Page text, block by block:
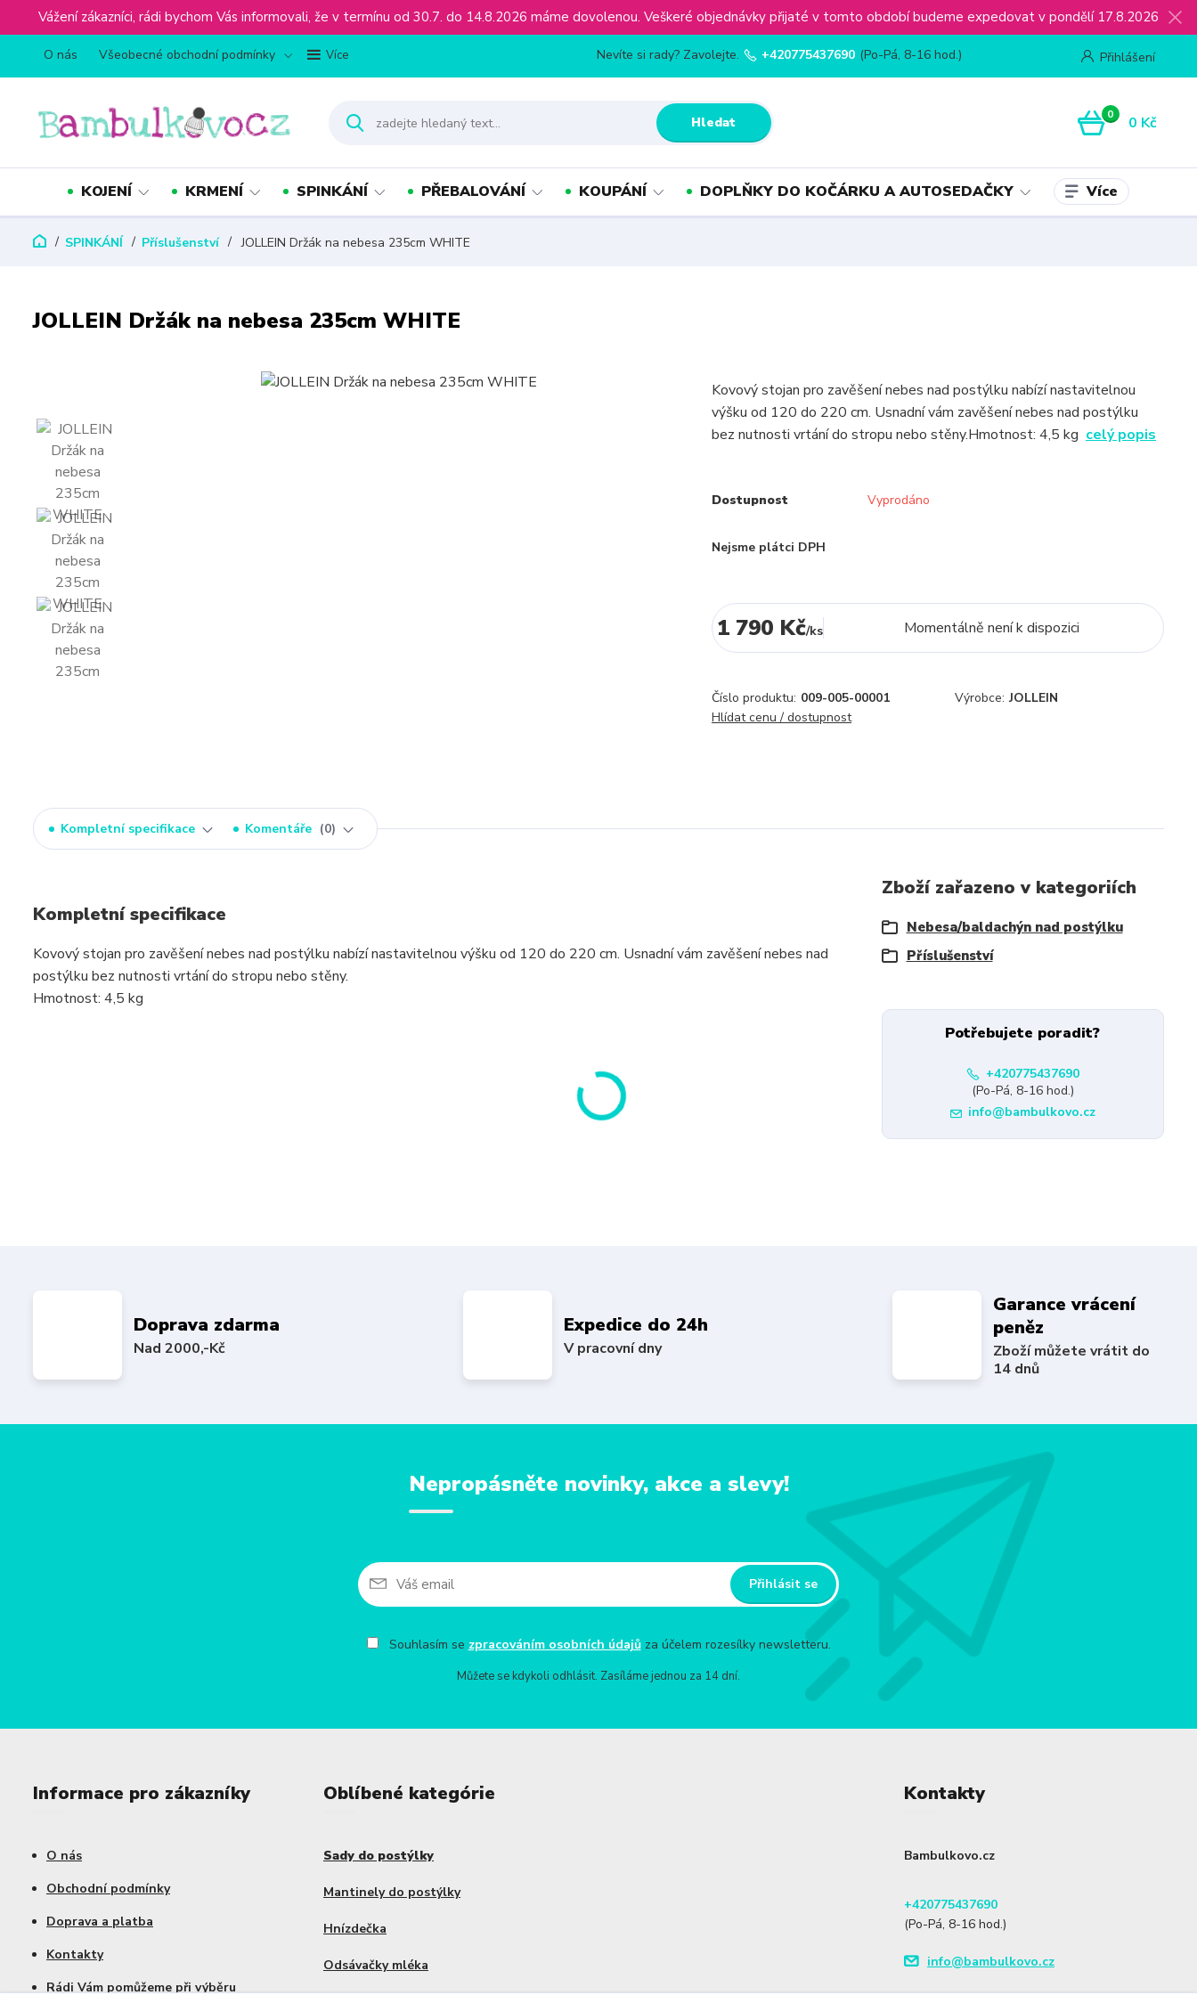
Vážení zákazníci, rádi bychom Vás informovali, že v termínu od 30.7. do 14.8.2026 máme dovolenou. Veškeré objednávky přijaté v tomto období budeme expedovat v pondělí 17.8.2026
O nás Všeobecné obchodní podmínky Více Přihlášení
Hledat
Nevíte si rady? Zavolejte. +420775437690 (Po-Pá, 8-16 hod.)
0 0 Kč
KOJENÍ KRMENÍ SPINKÁNÍ PŘEBALOVÁNÍ KOUPÁNÍ DOPLŇKY DO KOČÁRKU A AUTOSEDAČKY Více
SPINKÁNÍ Příslušenství JOLLEIN Držák na nebesa 235cm WHITE
JOLLEIN Držák na nebesa 235cm WHITE
Kovový stojan pro zavěšení nebes nad postýlku nabízí nastavitelnou
výšku od 120 do 220 cm. Usnadní vám zavěšení nebes nad postýlku
bez nutnosti vrtání do stropu nebo stěny.Hmotnost: 4,5 kg celý popis
Dostupnost Vyprodáno
Nejsme plátci DPH
1 790 Kč/ks Momentálně není k dispozici
Číslo produktu: 009-005-00001 Výrobce: JOLLEIN
Hlídat cenu / dostupnost
Kompletní specifikace Komentáře 0
Kompletní specifikace
Kovový stojan pro zavěšení nebes nad postýlku nabízí nastavitelnou výšku od 120 do 220 cm. Usnadní vám zavěšení nebes nad
postýlku bez nutnosti vrtání do stropu nebo stěny.
Hmotnost: 4,5 kg
Zboží zařazeno v kategoriích
Nebesa/baldachýn nad postýlku
Příslušenství
Potřebujete poradit?
+420775437690
(Po-Pá, 8-16 hod.)
info@bambulkovo.cz
Doprava zdarma
Nad 2000,-Kč
Expedice do 24h
V pracovní dny
Garance vrácení
peněz
Zboží můžete vrátit do
14 dnů
Nepropásněte novinky, akce a slevy!
Přihlásit se
Souhlasím se zpracováním osobních údajůza účelem rozesílky newsletteru.
Můžete se kdykoli odhlásit. Zasíláme jednou za 14 dní.
Informace pro zákazníky
O nás
Obchodní podmínky
Doprava a platba
Kontakty
Rádi Vám pomůžeme při výběru
Oblíbené kategórie
Sady do postýlky
Mantinely do postýlky
Hnízdečka
Odsávačky mléka
Kontakty
Bambulkovo.cz
+420775437690
(Po-Pá, 8-16 hod.)
info@bambulkovo.cz